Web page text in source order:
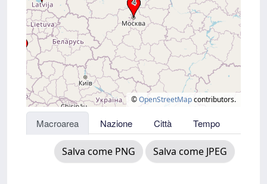
©OpenStreetMapcontributors.
Macroarea Nazione Città Tempo
Salva come PNG Salva come JPEG